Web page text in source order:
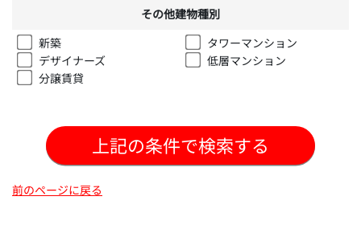
その他建物種別
新築
タワーマンション
デザイナーズ
低層マンション
分譲賃貸
前のページに戻る